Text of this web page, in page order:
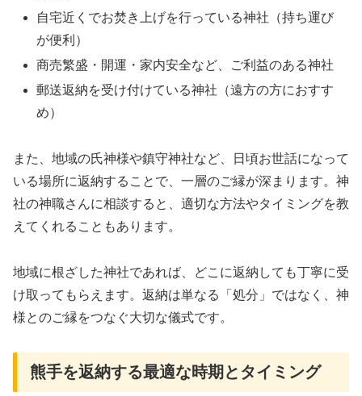
自宅近くでお焚き上げを行っている神社（持ち運び
が便利）
商売繁盛・開運・家内安全など、ご利益のある神社
郵送返納を受け付けている神社（遠方の方におすす
め）
また、地域の氏神様や鎮守神社など、日頃お世話になって
いる場所に返納することで、一層のご縁が深まります。神
社の神職さんに相談すると、適切な方法やタイミングを教
えてくれることもあります。
地域に根ざした神社であれば、どこに返納しても丁寧に受
け取ってもらえます。返納は単なる「処分」ではなく、神
様とのご縁をつなぐ大切な儀式です。
熊手を返納する最適な時期とタイミング